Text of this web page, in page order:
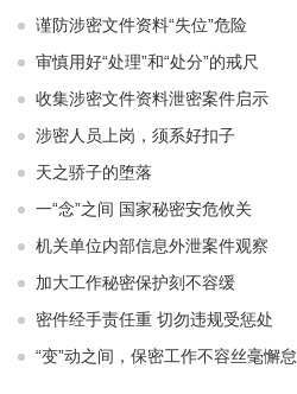
谨防涉密文件资料“失位”危险
审慎用好“处理”和“处分”的戒尺
收集涉密文件资料泄密案件启示
涉密人员上岗，须系好扣子
天之骄子的堕落
一“念”之间 国家秘密安危攸关
机关单位内部信息外泄案件观察
加大工作秘密保护刻不容缓
密件经手责任重 切勿违规受惩处
“变”动之间，保密工作不容丝毫懈怠